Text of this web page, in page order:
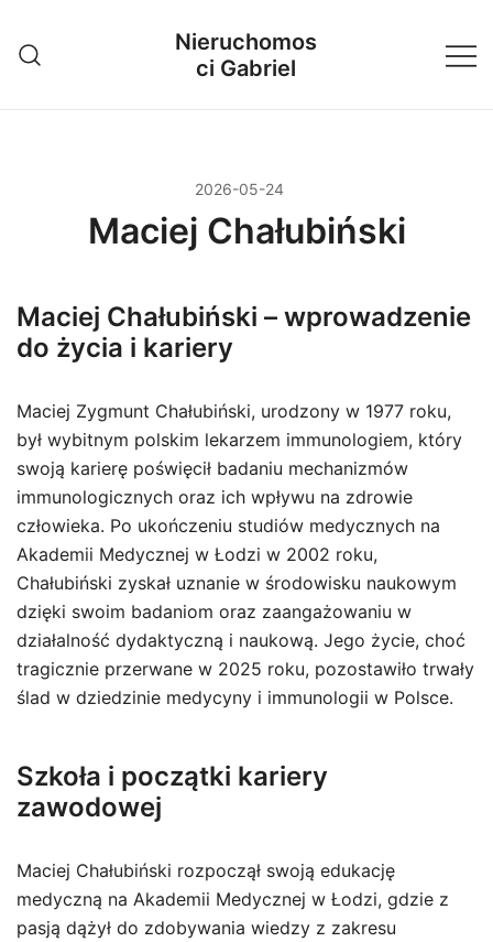
treści
Nieruchomos
ci Gabriel
2026-05-24
Maciej Chałubiński
Maciej Chałubiński – wprowadzenie
do życia i kariery
Maciej Zygmunt Chałubiński, urodzony w 1977 roku,
był wybitnym polskim lekarzem immunologiem, który
swoją karierę poświęcił badaniu mechanizmów
immunologicznych oraz ich wpływu na zdrowie
człowieka. Po ukończeniu studiów medycznych na
Akademii Medycznej w Łodzi w 2002 roku,
Chałubiński zyskał uznanie w środowisku naukowym
dzięki swoim badaniom oraz zaangażowaniu w
działalność dydaktyczną i naukową. Jego życie, choć
tragicznie przerwane w 2025 roku, pozostawiło trwały
ślad w dziedzinie medycyny i immunologii w Polsce.
Szkoła i początki kariery
zawodowej
Maciej Chałubiński rozpoczął swoją edukację
medyczną na Akademii Medycznej w Łodzi, gdzie z
pasją dążył do zdobywania wiedzy z zakresu